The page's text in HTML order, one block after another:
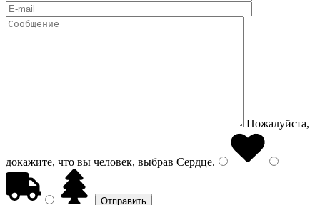
Пожалуйста,
докажите, что вы человек, выбрав Сердце.